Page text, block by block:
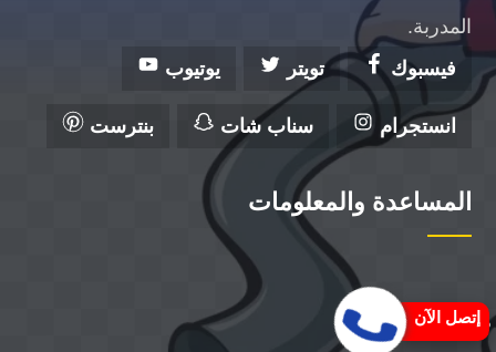
المدربة.
فيسبوك
تويتر يوتيوب
انستجرام سناب شات بنترست
المساعدة والمعلومات
إتصل الآن